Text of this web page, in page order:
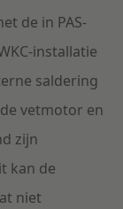
de in PAS-
installatie
saldering
vetmotor en
zijn
kan de
niet